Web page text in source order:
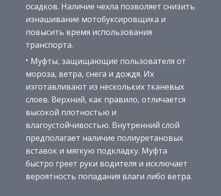
осадков. Наличие чехла позволяет снизить
изнашивание мотобуксировщика и
повысить время использования
транспорта.
Муфты, защищающие пользователя от
мороза, ветра, снега и дождя. Их
изготавливают из нескольких тканевых
слоев. Верхний, как правило, отличается
высокой плотностью и
влагоустойчивостью. Внутренний слой
предполагает наличие полиуретановых
вставок и мягкую подкладку. Муфта
быстро греет руки водителя и исключает
вероятность попадания влаги либо ветра.